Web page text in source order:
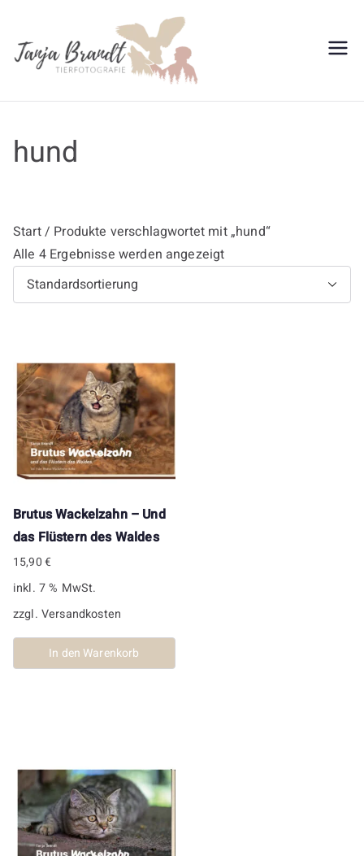
springen
hund
Start/ Produkte verschlagwortet mit „hund“
Alle 4 Ergebnisse werden angezeigt
Brutus Wackelzahn – Und
das Flüstern des Waldes
15,90€
inkl. 7 % MwSt.
zzgl. Versandkosten
In den Warenkorb